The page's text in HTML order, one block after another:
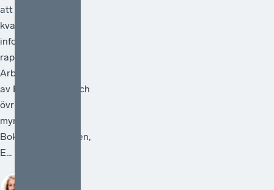
att förstärka
kvaliteten i den
information som
rapporteras.
Arbetet ska ledas
av Bolagsverket och
övriga deltagande
myndigheter är
Bokföringsnämnden,
E...